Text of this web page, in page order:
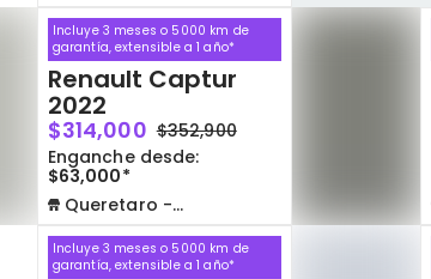
Incluye 3 meses o 5000 km de
garantía, extensible a 1 año*
Renault Captur
2022
$314,000 $352,900
Enganche desde:
$63,000*
Queretaro - La Capilla
Incluye 3 meses o 5000 km de
garantía, extensible a 1 año*